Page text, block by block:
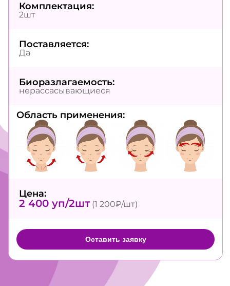
Комплектация:
2шт
Поставляется:
Да
Биоразлагаемость:
нерассасывающиеся
Область применения:
Цена:
2 400 уп/2шт(1 200₽/шт)
Оставить заявку